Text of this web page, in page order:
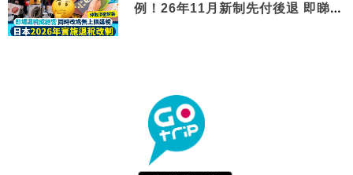
例！26年11月新制先付後退 即睇步